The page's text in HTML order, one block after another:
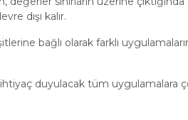
dışı kalır.
bağlı olarak farklı
ihtiyaç duyulacak tüm